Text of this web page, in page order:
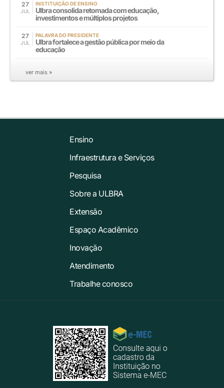
27
JUL
INSTITUIÇÃO DE ENSINO
Ulbra consolida retomada com educação,
investimentos e múltiplos projetos
27
JUL
PALAVRA DO PRESIDENTE
Ulbra fortalece a gestão pública por meio da
educação
ver mais »
Ensino
Infraestrutura e Serviços
Pesquisa
Sobre a ULBRA
Extensão
Espaço Acadêmico
Inovação
Atendimento
Trabalhe conosco